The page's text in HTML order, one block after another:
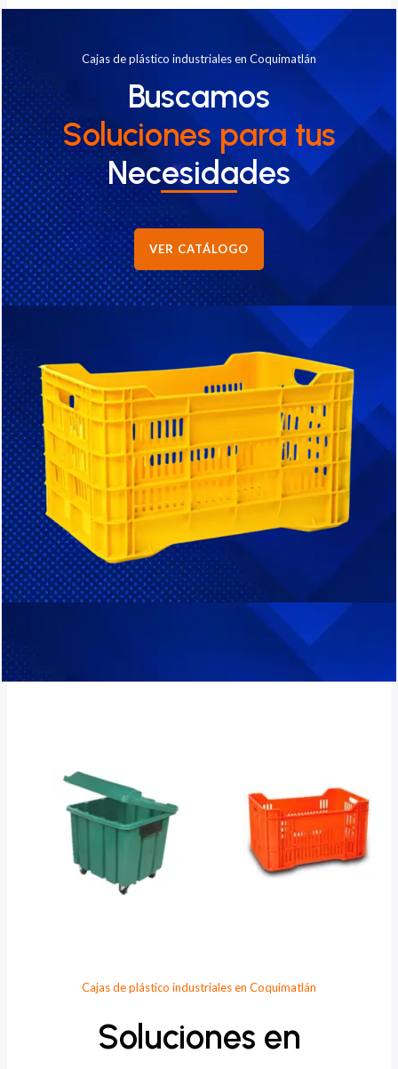
Cajas de plástico industriales en Coquimatlán
Buscamos
Soluciones para tus
Necesidades
VER CATÁLOGO
Cajas de plástico industriales en Coquimatlán
Soluciones en